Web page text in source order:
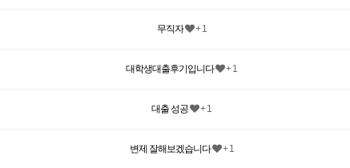
무직자 + 1
대학생대출후기입니다 + 1
대출 성공 + 1
변제 잘해보겠습니다 + 1